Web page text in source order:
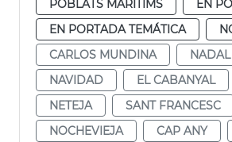
POBLATS MARITIMS
EN
EN PORTADA TEMÁTICA
CARLOS MUNDINA
NADAL
NAVIDAD
EL CABANYAL
NETEJA
SANT FRANCESC
NOCHEVIEJA
CAP ANY